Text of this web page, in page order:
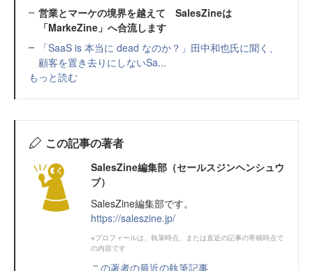
営業とマーケの境界を越えて SalesZineは
「MarkeZine」へ合流します
「SaaS is 本当に dead なのか？」田中和也氏に聞く、
顧客を置き去りにしないSa...
もっと読む
この記事の著者
SalesZine編集部（セールスジンヘンシュウ
ブ）
SalesZine編集部です。
https://saleszine.jp/
※プロフィールは、執筆時点、または直近の記事の寄稿時点で
の内容です
この著者の最近の執筆記事